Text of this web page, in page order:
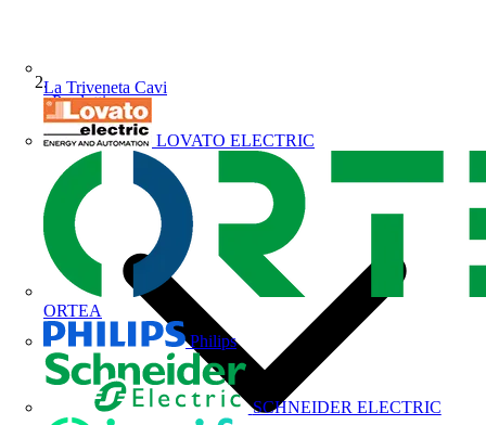
La Triveneta Cavi
LOVATO ELECTRIC
ORTEA
Philips
SCHNEIDER ELECTRIC
Prodotti